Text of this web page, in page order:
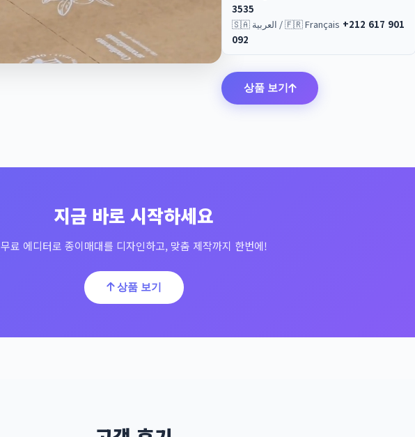
3535
🇸🇦 العربية / 🇫🇷 Français +212 617 901
092
상품 보기
지금 바로 시작하세요
무료 에디터로 종이매대를 디자인하고, 맞춤 제작까지 한번에!
상품 보기